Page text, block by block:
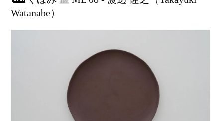
Watanabe）